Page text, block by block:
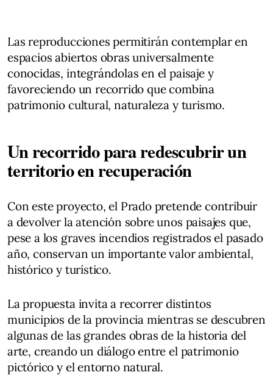
Las reproducciones permitirán contemplar en
espacios abiertos obras universalmente
conocidas, integrándolas en el paisaje y
favoreciendo un recorrido que combina
patrimonio cultural, naturaleza y turismo.
Un recorrido para redescubrir un
territorio en recuperación
Con este proyecto, el Prado pretende contribuir
a devolver la atención sobre unos paisajes que,
pese a los graves incendios registrados el pasado
año, conservan un importante valor ambiental,
histórico y turístico.
La propuesta invita a recorrer distintos
municipios de la provincia mientras se descubren
algunas de las grandes obras de la historia del
arte, creando un diálogo entre el patrimonio
pictórico y el entorno natural.